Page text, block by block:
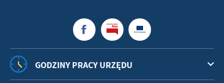
GODZINY PRACY URZĘDU